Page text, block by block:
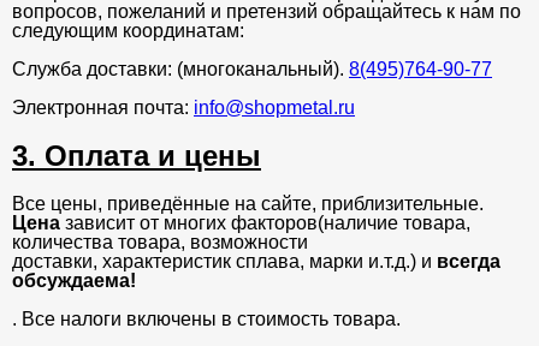
вопросов, пожеланий и претензий обращайтесь к нам по
следующим координатам:
Служба доставки: (многоканальный). 8(495)764-90-77
Электронная почта: info@shopmetal.ru
3. Оплата и цены
Все цены, приведённые на сайте, приблизительные.
Цена зависит от многих факторов(наличие товара,
количества товара, возможности
доставки, характеристик сплава, марки и.т.д.) и всегда
обсуждаема!
. Все налоги включены в стоимость товара.